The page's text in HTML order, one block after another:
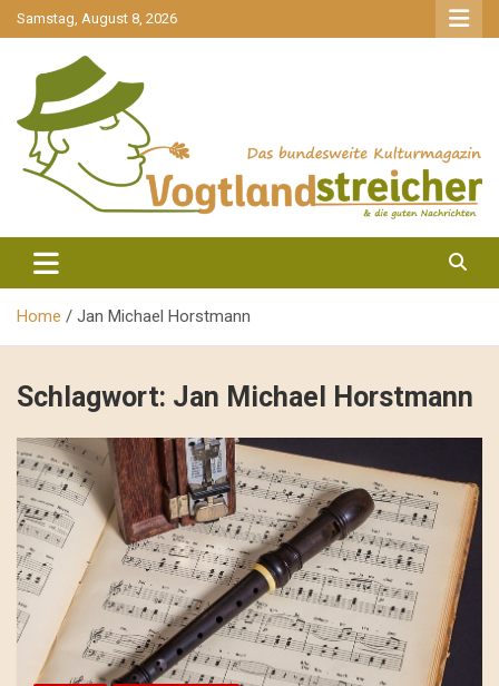
gehe
zum
Samstag, August 8, 2026
Vogtlandstreicher
Home Jan Michael Horstmann
Schlagwort: Jan Michael Horstmann